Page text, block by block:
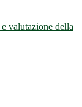
valutazione della